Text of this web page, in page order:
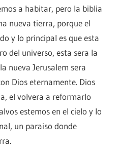
a habitar, pero la biblia
nueva tierra, porque el
y lo principal es que esta
del universo, esta sera la
nueva Jerusalem sera
Dios eternamente. Dios
el volvera a reformarlo
estemos en el cielo y lo
un paraiso donde